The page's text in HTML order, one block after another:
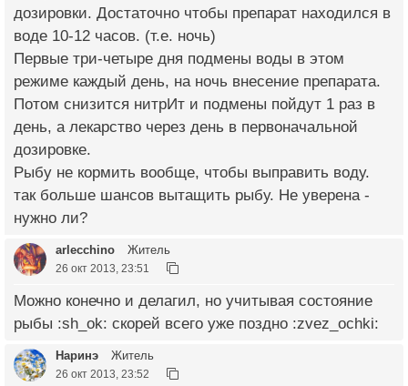
дозировки. Достаточно чтобы препарат находился в
воде 10-12 часов. (т.е. ночь)
Первые три-четыре дня подмены воды в этом
режиме каждый день, на ночь внесение препарата.
Потом снизится нитрИт и подмены пойдут 1 раз в
день, а лекарство через день в первоначальной
дозировке.
Рыбу не кормить вообще, чтобы выправить воду.
так больше шансов вытащить рыбу. Не уверена -
нужно ли?
arlecchino Житель
26 окт 2013, 23:51
Можно конечно и делагил, но учитывая состояние
рыбы :sh_ok: скорей всего уже поздно :zvez_ochki:
Наринэ Житель
26 окт 2013, 23:52